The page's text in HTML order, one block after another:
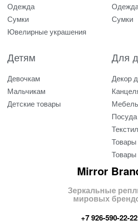
Одежда
Сумки
Ювелирные украшения
Сумки
Детям
Девочкам
Мальчикам
Детские товары
Для
Декор
Мебель
Посуда
Товары
Mirror
Зеркальные
мировых
+7 926-590-22-22